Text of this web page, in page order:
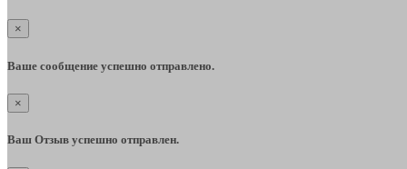
×
Ваше сообщение успешно отправлено.
×
Ваш Отзыв успешно отправлен.